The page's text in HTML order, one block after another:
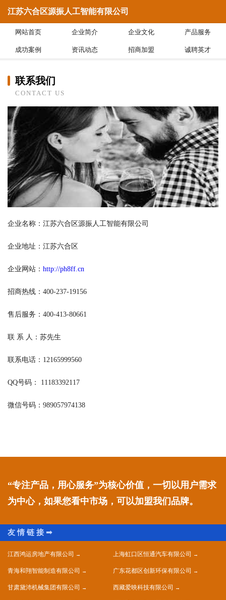
江苏六合区源振人工智能有限公司
网站首页 企业简介 企业文化 产品服务
成功案例 资讯动态 招商加盟 诚聘英才
联系我们
CONTACT US
企业名称：江苏六合区源振人工智能有限公司
企业地址：江苏六合区
企业网站： http://ph8ff.cn
招商热线：400-237-19156
售后服务：400-413-80661
联 系 人：苏先生
联系电话：12165999560
QQ号码： 11183392117
微信号码：989057974138
“专注产品，用心服务”为核心价值，一切以用户需求
为中心，如果您看中市场，可以加盟我们品牌。
江西鸿运房地产有限公司 上海虹口区恒通汽车有限公司
青海和翔智能制造有限公司 广东花都区创新环保有限公司
甘肃黛沛机械集团有限公司 西藏爱映科技有限公司